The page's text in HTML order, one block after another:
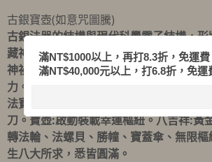
古銀寶壺(如意咒圖騰)
古銀法器的結構與現代科學電子結構，
藏神秘高深的法力與靈動力，是超自然
神祕力量，對開運、聚財、納福、避邪
力。古銀可排除負性能量，達到心想事
法寶。五法器: 卜巴杵、金剛杵、十字杵
刀。寶壺:啟動裝載幸運樞紐。八吉祥:黃
轉法輪、法螺貝、勝幢、寶蓋傘、無限
生八大所求，悉皆圓滿。
滿NT$1000以上，再打8.3折，免運
滿NT$40,000元以上，打6.8折，免運